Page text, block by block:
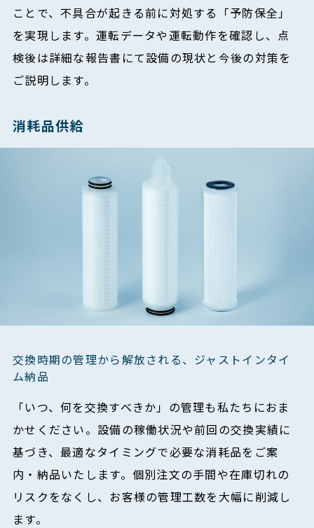
ことで、不具合が起きる前に対処する「予防保全」
を実現します。運転データや運転動作を確認し、点
検後は詳細な報告書にて設備の現状と今後の対策を
ご説明します。
消耗品供給
交換時期の管理から解放される、ジャストインタイ
ム納品
「いつ、何を交換すべきか」の管理も私たちにおま
かせください。設備の稼働状況や前回の交換実績に
基づき、最適なタイミングで必要な消耗品をご案
内・納品いたします。個別注文の手間や在庫切れの
リスクをなくし、お客様の管理工数を大幅に削減し
ます。